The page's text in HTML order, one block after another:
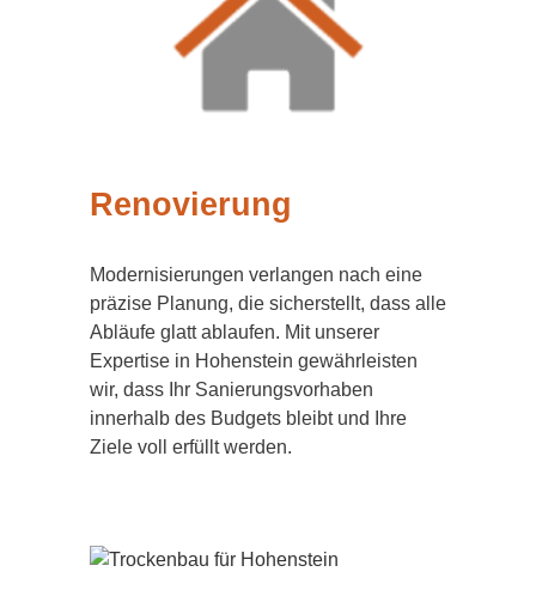
Renovierung
Modernisierungen verlangen nach eine
präzise Planung, die sicherstellt, dass alle
Abläufe glatt ablaufen. Mit unserer
Expertise in Hohenstein gewährleisten
wir, dass Ihr Sanierungsvorhaben
innerhalb des Budgets bleibt und Ihre
Ziele voll erfüllt werden.